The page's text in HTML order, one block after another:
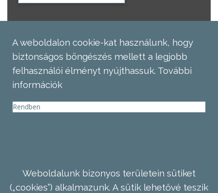
A weboldalon cookie-kat használunk, hogy
biztonságos böngészés mellett a legjobb
felhasználói élményt nyújthassuk. További
információk
Rendben
Weboldalunk bizonyos területein sütiket
(„cookies”) alkalmazunk. A sütik lehetővé teszik